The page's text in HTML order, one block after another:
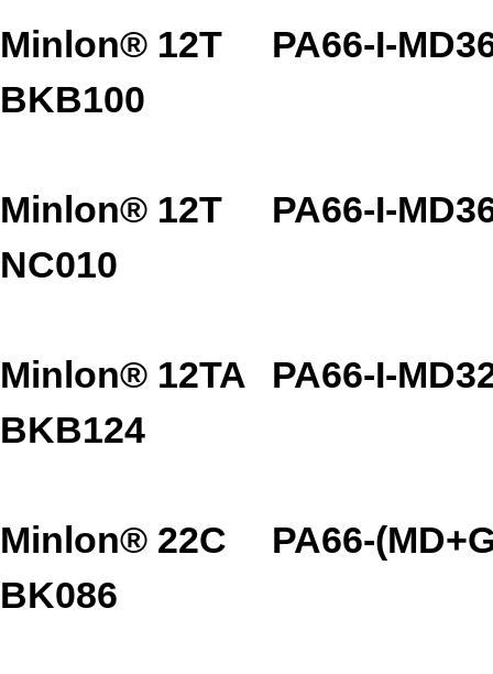
Minlon® 12T
BKB100
PA66-I-
Minlon® 12T
NC010
PA66-I-
Minlon® 12TA
BKB124
PA66-I-
Minlon® 22C
BK086
PA66-